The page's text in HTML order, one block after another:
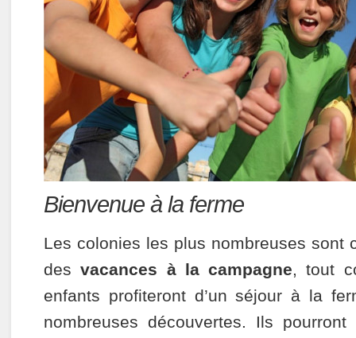
Bienvenue à la ferme
Les colonies les plus nombreuses sont
des vacances à la campagne, tout
enfants profiteront d’un séjour à la
nombreuses découvertes. Ils pourront